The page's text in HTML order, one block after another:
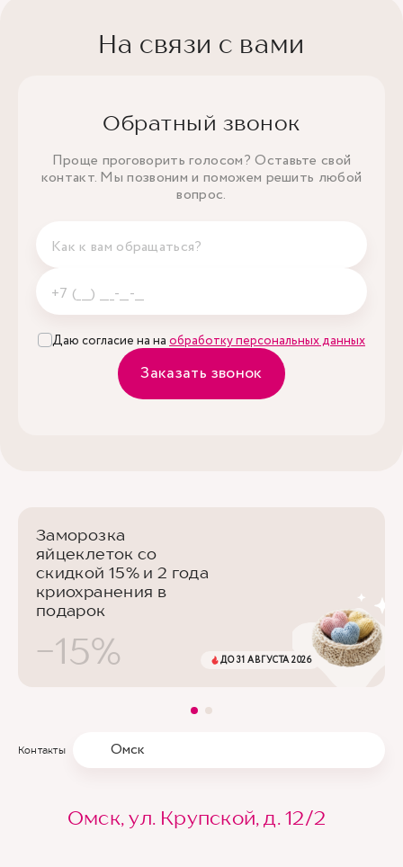
На связи с вами
Обратный звонок
Проще проговорить голосом? Оставьте свой
контакт. Мы позвоним и поможем решить любой
вопрос.
Даю согласие на на обработку персональных данных
Заказать звонок
Заморозка
яйцеклеток со
скидкой 15% и 2 года
криохранения в
подарок
-15% ДО 31 АВГУСТА 2026
Контакты Омск
Омск, ул. Крупской, д. 12/2